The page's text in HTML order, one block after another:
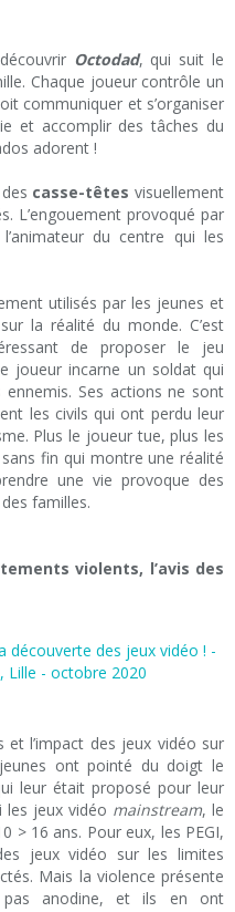
Octodad, qui suit le
Chaque joueur contrôle un
communiquer et s’organiser
et accomplir des tâches du
adorent !
casse-têtes visuellement
L’engouement provoqué par
du centre qui les
utilisés par les jeunes et
la réalité du monde. C’est
de proposer le jeu
joueur incarne un soldat qui
Ses actions ne sont
les civils qui ont perdu leur
Plus le joueur tue, plus les
fin qui montre une réalité
une vie provoque des
familles.
violents, l’avis des
et l’impact des jeux vidéo sur
ont pointé du doigt le
leur était proposé pour leur
les jeux vidéo mainstream, le
> 16 ans. Pour eux, les PEGI,
jeux vidéo sur les limites
Mais la violence présente
pas anodine, et ils en ont